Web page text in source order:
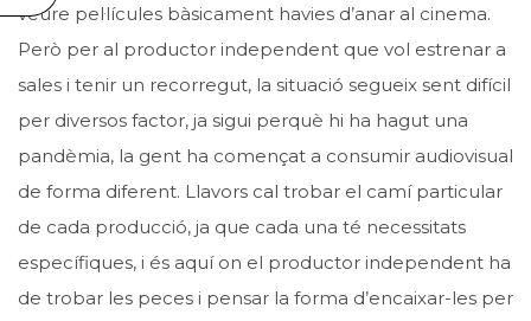
veure pel·lícules bàsicament havies d’anar al cinema.
Però per al productor independent que vol estrenar a
sales i tenir un recorregut, la situació segueix sent difícil
per diversos factor, ja sigui perquè hi ha hagut una
pandèmia, la gent ha començat a consumir audiovisual
de forma diferent. Llavors cal trobar el camí particular
de cada producció, ja que cada una té necessitats
específiques, i és aquí on el productor independent ha
de trobar les peces i pensar la forma d’encaixar-les per